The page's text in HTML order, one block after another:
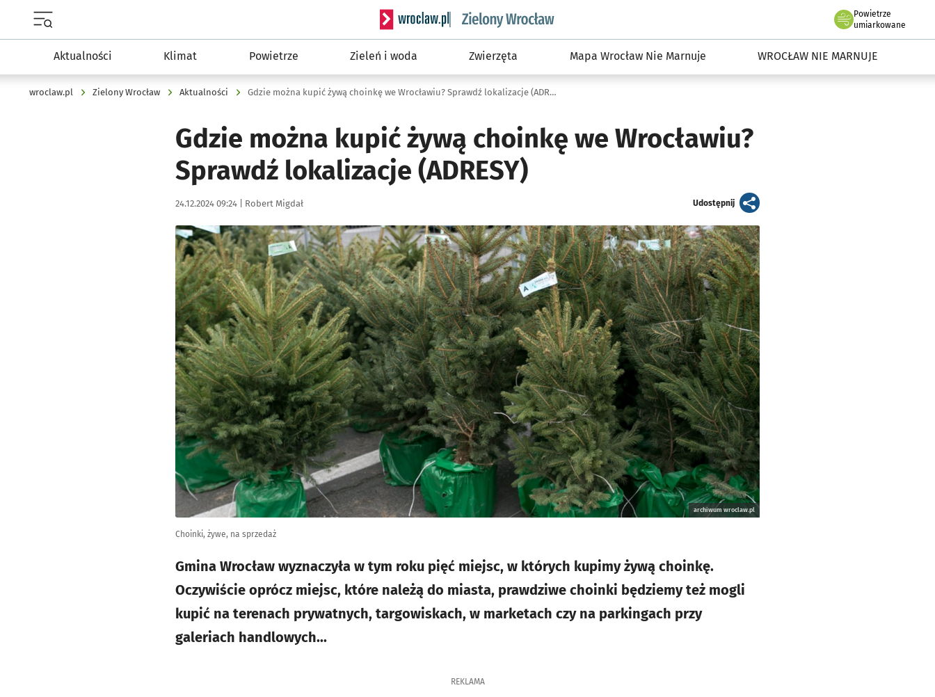
Serwis informacyjny wroclaw.pl podserwis: Środowisko we Wrocławiu
Powietrze
we Wrocławiu
umiarkowane
Aktualności Klimat Powietrze Zieleń i woda Zwierzęta Mapa Wrocław Nie Marnuje WROCŁAW NIE MARNUJE
wroclaw.pl Zielony Wrocław Aktualności Gdzie można kupić żywą choinkę we Wrocławiu? Sprawdź lokalizacje (ADRESY)
Gdzie można kupić żywą choinkę we Wrocławiu?
Sprawdź lokalizacje (ADRESY)
Data publikacji:
24.12.2024 09:24 | Autor:
Robert Migdał Udostępnijartykuł
Kliknij, aby powiększyć
archiwum wroclaw.pl
Choinki, żywe, na sprzedaż
Gmina Wrocław wyznaczyła w tym roku pięć miejsc, w których kupimy żywą choinkę.
Oczywiście oprócz miejsc, które należą do miasta, prawdziwe choinki będziemy też mogli
kupić na terenach prywatnych, targowiskach, w marketach czy na parkingach przy
galeriach handlowych...
REKLAMA